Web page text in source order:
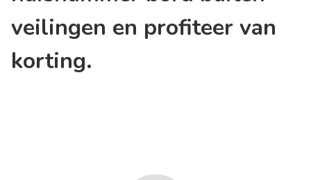
veilingen en profiteer van
korting.